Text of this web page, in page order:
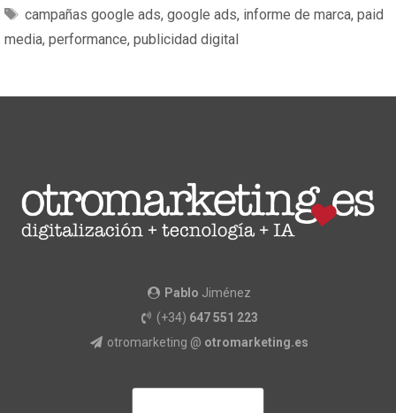
campañas google ads, google ads, informe de marca, paid
media, performance, publicidad digital
Pablo Jiménez
(+34) 647 551 223
otromarketing @ otromarketing.es